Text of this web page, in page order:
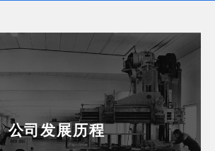
公司发展历程